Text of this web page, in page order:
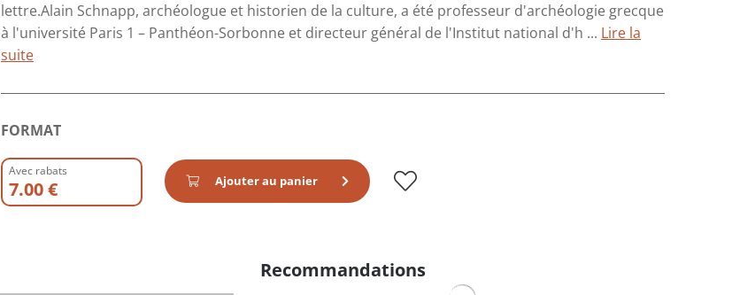
lettre.Alain Schnapp, archéologue et historien de la culture, a été professeur d'archéologie grecque
à l'université Paris 1 – Panthéon-Sorbonne et directeur général de l'Institut national d'h ... Lire la
suite
FORMAT
Avec rabats
7.00 € Ajouter au panier
Recommandations